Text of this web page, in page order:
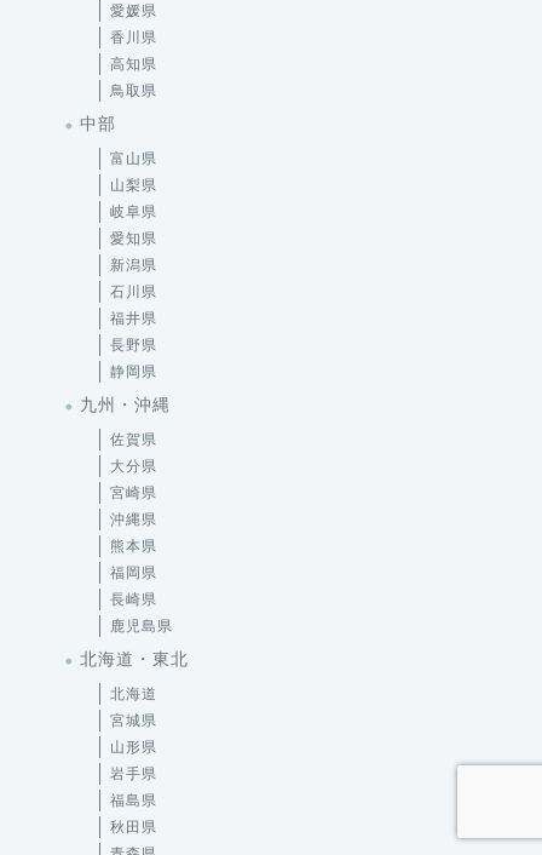
愛媛県
香川県
高知県
鳥取県
中部
富山県
山梨県
岐阜県
愛知県
新潟県
石川県
福井県
長野県
静岡県
九州・沖縄
佐賀県
大分県
宮崎県
沖縄県
熊本県
福岡県
長崎県
鹿児島県
北海道・東北
北海道
宮城県
山形県
岩手県
福島県
秋田県